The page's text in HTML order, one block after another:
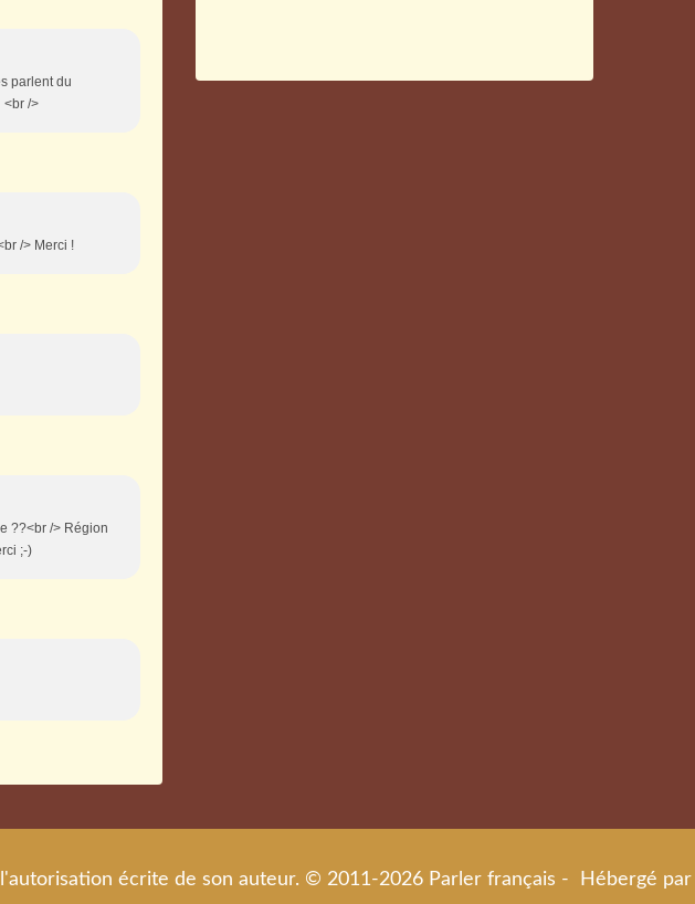
parlent du
<br />
/> Merci !
??<br /> Région
;-)
écrite de son auteur. © 2011-2026 Parler français - Hébergé par